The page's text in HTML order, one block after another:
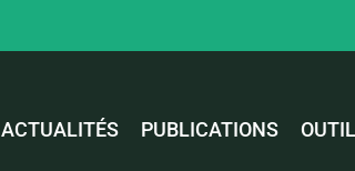
ACTUALITÉS PUBLICATIONS